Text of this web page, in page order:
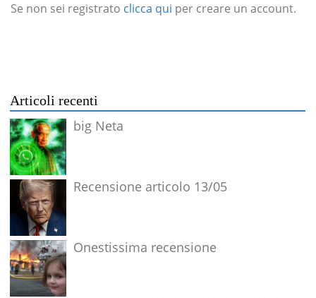
Se non sei registrato clicca qui per creare un account.
Articoli recenti
big Neta
Recensione articolo 13/05
Onestissima recensione